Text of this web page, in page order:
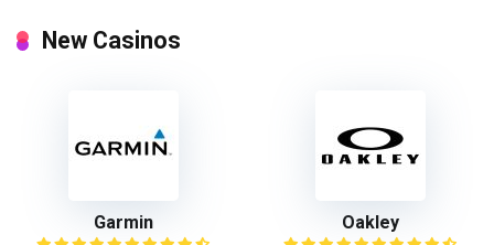
New Casinos
Garmin Oakley